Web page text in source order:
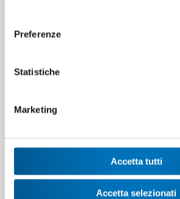
Preferenze
Statistiche
Marketing
Accetta tutti
Accetta selezionati
Giancarlo Favi
continua ad
tecniche
. È anche sostituto del
professionale. In questa
l'amministrazione.